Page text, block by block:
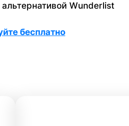
Wunderlist
бесплатно